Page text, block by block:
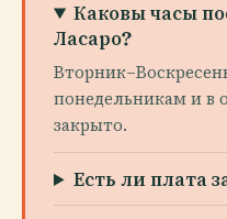
Каковы часы
Ласаро?
понедельникам и в
закрыто.
Есть ли плата